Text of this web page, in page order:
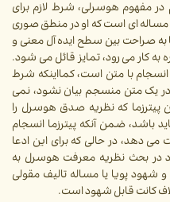
مفهوم هوسرلی، شرط لازم برای
ای است که او در منطق صوری
به صراحت بین سطح ایده آل معنی و
کار می رود، تمایز قائل می شود.
با متن است، کمااینکه شرط
یک متن منسجم بیان نشود، نمی
که نظریه صدق هوسرل را
باشد، ضمن آنکه پیترزما انسجام
دهد، در حالی که برای این ادعا
در بحث نظریه معرفت هوسرل به
شهود پویا یا مساله تالیف مقولی
کانت قابل شهود است.